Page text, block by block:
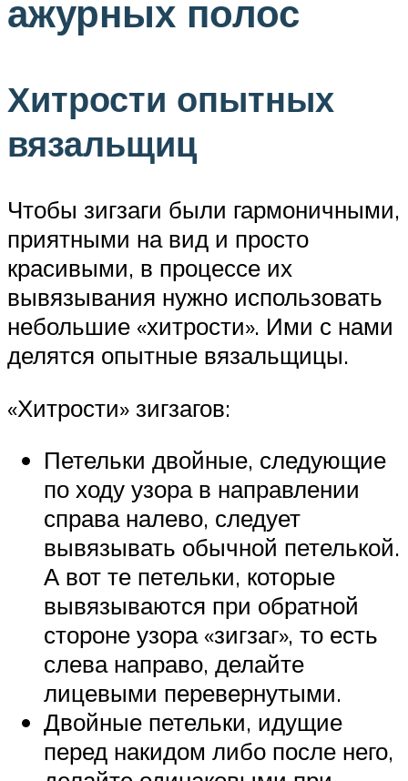
ажурных полос
Хитрости опытных
вязальщиц
Чтобы зигзаги были гармоничными,
приятными на вид и просто
красивыми, в процессе их
вывязывания нужно использовать
небольшие «хитрости». Ими с нами
делятся опытные вязальщицы.
«Хитрости» зигзагов:
Петельки двойные, следующие
по ходу узора в направлении
справа налево, следует
вывязывать обычной петелькой.
А вот те петельки, которые
вывязываются при обратной
стороне узора «зигзаг», то есть
слева направо, делайте
лицевыми перевернутыми.
Двойные петельки, идущие
перед накидом либо после него,